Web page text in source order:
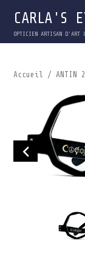
CARLA'S
OPTICIEN ARTISAN D'ART
Accueil /ANTIN